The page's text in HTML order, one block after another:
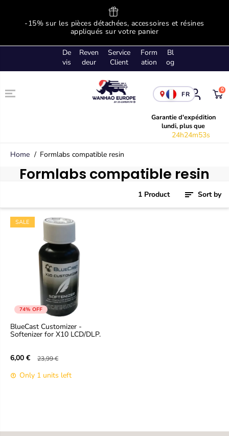
-15% sur les pièces détachées, accessoires et résines
appliqués sur votre panier
De
vis
Reven
deur
Service
Client
Form
ation
Bl
og
Garantie d'expédition
lundi, plus que
24h24m53s
0
FR
Home Formlabs compatible resin
Formlabs compatible resin
1 Product Sort by
74% OFF
SALE
BlueCast Customizer -
Softenizer for X10 LCD/DLP.
S
a
c
6,00 €
R
e
p
23,99 €
Only 1 units left